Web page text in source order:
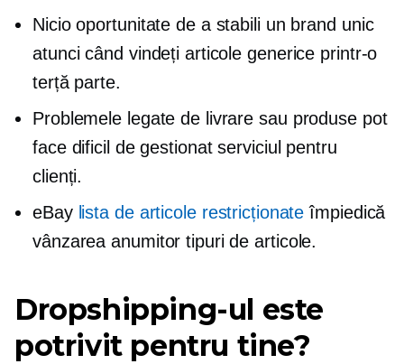
Nicio oportunitate de a stabili un brand unic
atunci când vindeți articole generice printr-o
terță parte.
Problemele legate de livrare sau produse pot
face dificil de gestionat serviciul pentru
clienți.
eBay lista de articole restricționate împiedică
vânzarea anumitor tipuri de articole.
Dropshipping-ul este
potrivit pentru tine?